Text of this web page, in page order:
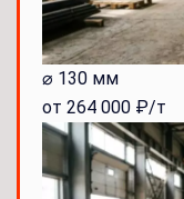
⌀ 130 мм
от 264 000 ₽/т